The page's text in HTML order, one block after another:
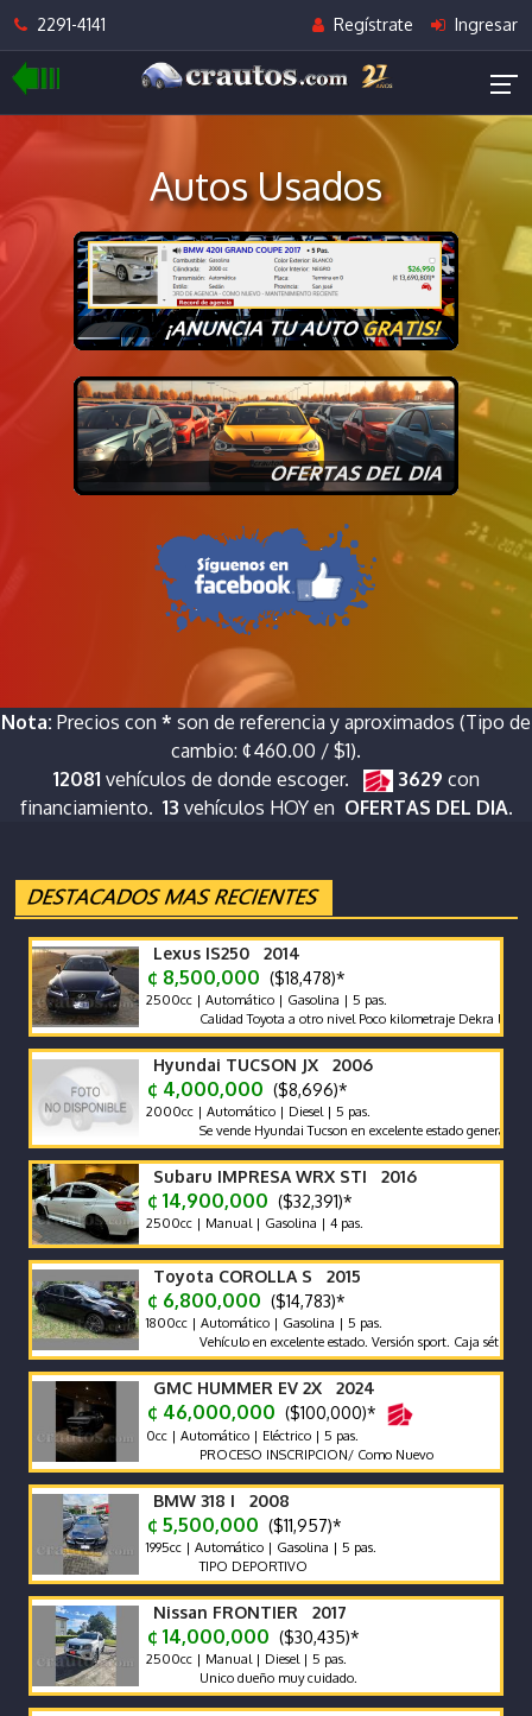
2291-4141 Regístrate Ingresar
Autos Usados
Nota: Precios con * son de referencia y aproximados (Tipo de
cambio: ¢460.00 / $1).
12081 vehículos de donde escoger. 3629 con
financiamiento. 13 vehículos HOY en OFERTAS DEL DIA.
Lexus IS250 2014
¢ 8,500,000 ($18,478)*
2500cc | Automático | Gasolina | 5 pas.
Calidad Toyota a otro nivel Poco kilometraje Dekra limpio
Hyundai TUCSON JX 2006
¢ 4,000,000 ($8,696)*
2000cc | Automático | Diesel | 5 pas.
Se vende Hyundai Tucson en excelente estado general. Buena
Subaru IMPRESA WRX STI 2016
¢ 14,900,000 ($32,391)*
2500cc | Manual | Gasolina | 4 pas.
Toyota COROLLA S 2015
¢ 6,800,000 ($14,783)*
1800cc | Automático | Gasolina | 5 pas.
Vehículo en excelente estado. Versión sport. Caja sétima
GMC HUMMER EV 2X 2024
¢ 46,000,000 ($100,000)*
0cc | Automático | Eléctrico | 5 pas.
PROCESO INSCRIPCION/ Como Nuevo
BMW 318 I 2008
¢ 5,500,000 ($11,957)*
1995cc | Automático | Gasolina | 5 pas.
TIPO DEPORTIVO
Nissan FRONTIER 2017
¢ 14,000,000 ($30,435)*
2500cc | Manual | Diesel | 5 pas.
Unico dueño muy cuidado.